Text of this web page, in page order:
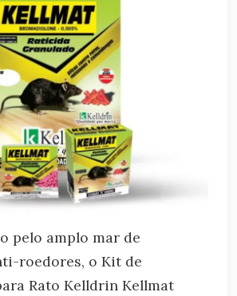
pelo amplo mar de
roedores, o Kit de
Rato Kelldrin Kellmat